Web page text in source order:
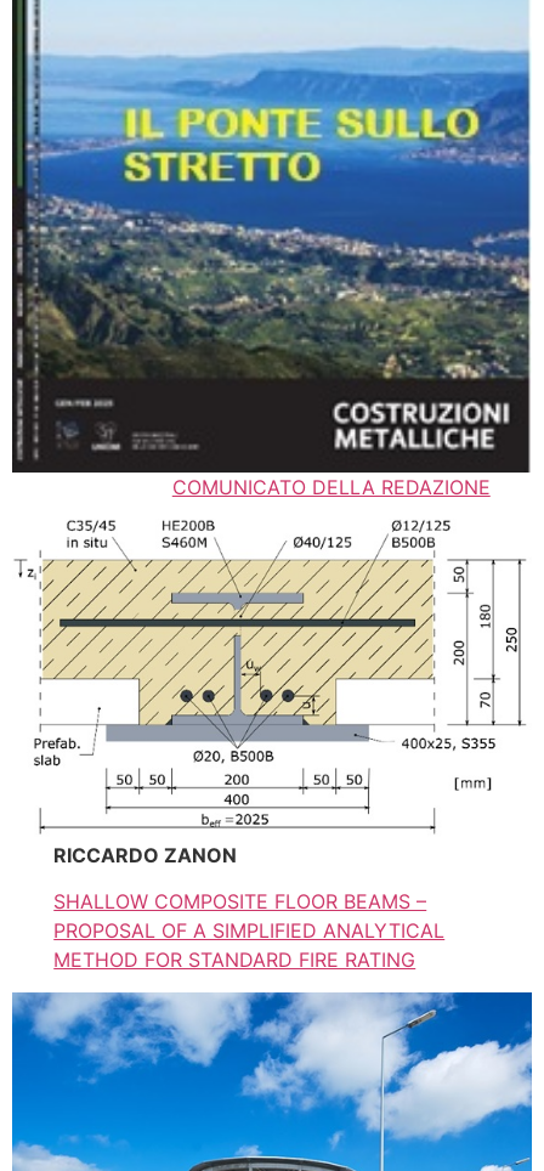
COMUNICATO DELLA REDAZIONE
RICCARDO ZANON
SHALLOW COMPOSITE FLOOR BEAMS –
PROPOSAL OF A SIMPLIFIED ANALYTICAL
METHOD FOR STANDARD FIRE RATING